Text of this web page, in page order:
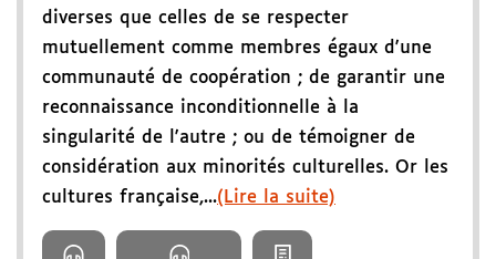
diverses que celles de se respecter
mutuellement comme membres égaux d'une
communauté de coopération ; de garantir une
reconnaissance inconditionnelle à la
singularité de l'autre ; ou de témoigner de
considération aux minorités culturelles. Or les
cultures française,...(Lire la suite)